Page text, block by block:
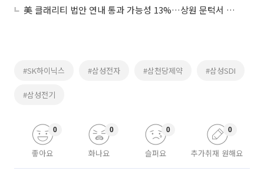
美 클래리티 법안 연내 통과 가능성 13%…상원 문턱서 제동
#SK하이닉스 #삼성전자 #삼천당제약 #삼성SDI
#삼성전기
좋아요
0
화나요
0
슬퍼요
0
추가취재 원해요
0